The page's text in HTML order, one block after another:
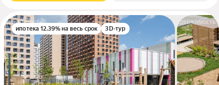
ипотека 12.39% на весь срок 3D-тур